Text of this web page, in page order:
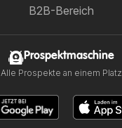
B2B-Bereich
Prospektmaschine
Alle Prospekte an einem Platz